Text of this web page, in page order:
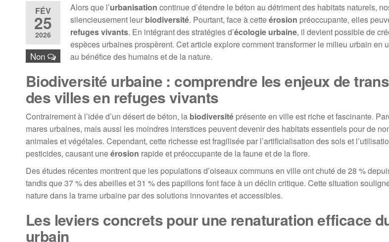
FÉV
25
2026
Non
Alors que l’urbanisation continue d’étendre le béton au détriment des habitats naturels,
silencieusement leur biodiversité. Pourtant, face à cetteérosion préoccupante, elles
refuges vivants. En intégrant des stratégies d’écologie urbaine, il devient possible de
espèces urbaines prospèrent. Cet article explore comment transformer le milieu urbain en
au bénéfice des humains et de la nature.
Biodiversité urbaine : comprendre les enjeux de
des villes en refuges vivants
Contrairement à l’idée d’un désert de béton, la biodiversité présente en ville est riche et fascinante.
mares urbaines, mais aussi les moindres interstices peuvent devenir des habitats essentiels pour de
animales et végétales. Cependant, cette richesse est fragilisée par l’artificialisation des sols et
pesticides, causant uneérosion rapide et préoccupante de la faune et de la flore.
Des études récentes montrent que les populations d’oiseaux communs en ville ont chuté de 28 %
tandis que 37 % des abeilles et 31 % des papillons font face à un déclin critique. Cette situation
nature dans la trame urbaine par des solutions innovantes et accessibles.
Les leviers concrets pour une renaturation efficace
urbain